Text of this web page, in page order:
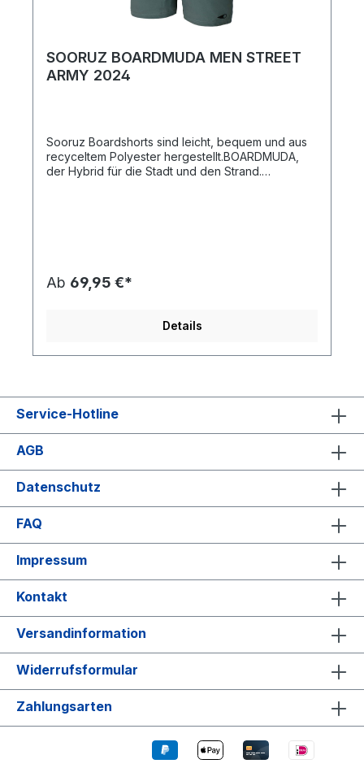
SOORUZ BOARDMUDA MEN STREET
ARMY 2024
Sooruz Boardshorts sind leicht, bequem und aus
recyceltem Polyester hergestellt.BOARDMUDA,
der Hybrid für die Stadt und den Strand.
Ab 69,95 €*
Details
Service-Hotline
AGB
Datenschutz
FAQ
Impressum
Kontakt
Versandinformation
Widerrufsformular
Zahlungsarten